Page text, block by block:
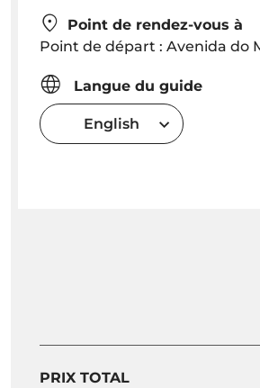
Point de rendez-vous à
Point de départ : Avenida do Mar (près de la Marina) Départs toutes les 35 minutes. Vous pouvez descendre et
Langue du guide
English
PRIX TOTAL